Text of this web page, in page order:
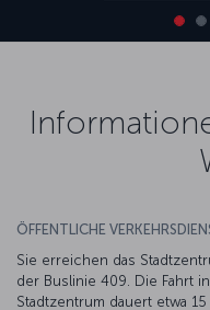
ÖFFENTLICHE
Sie erreichen das
der Buslinie 409. Die Fahrt
Stadtzentrum dauert etwa 15